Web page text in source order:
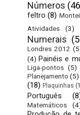
Números
feltro (8)
Atividades
(3)
Numerais
Londres 2012
(4) Painéis e
Liga-pontos (5)
Planejamento (5)
(18) Plaquinhas
Português
Matemáticos